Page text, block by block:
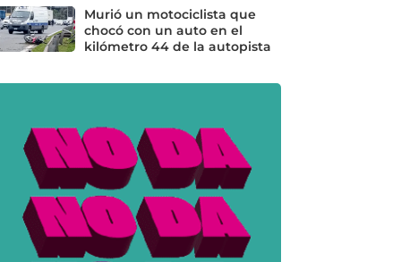
Murió un motociclista que
chocó con un auto en el
kilómetro 44 de la autopista